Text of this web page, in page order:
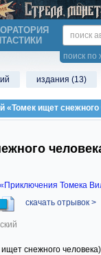
поиск по
издания (13)
ищет снежного
«Приключения Томека
скачать отрывок >
снежного человека)